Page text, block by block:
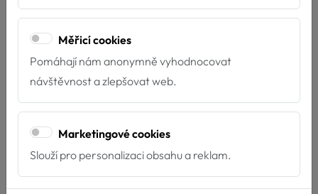
9:30 - 10:30
Domov se zvláštním režimem Kotva, Strakonice
Jihočeský festival zdraví, Třeboň
Měřicí cookies
Pomáhají nám anonymně vyhodnocovat
návštěvnost a zlepšovat web.
Marketingové cookies
Slouží pro personalizaci obsahu a reklam.